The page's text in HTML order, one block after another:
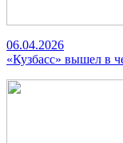
06.04.2026
«Кузбасс» вышел в